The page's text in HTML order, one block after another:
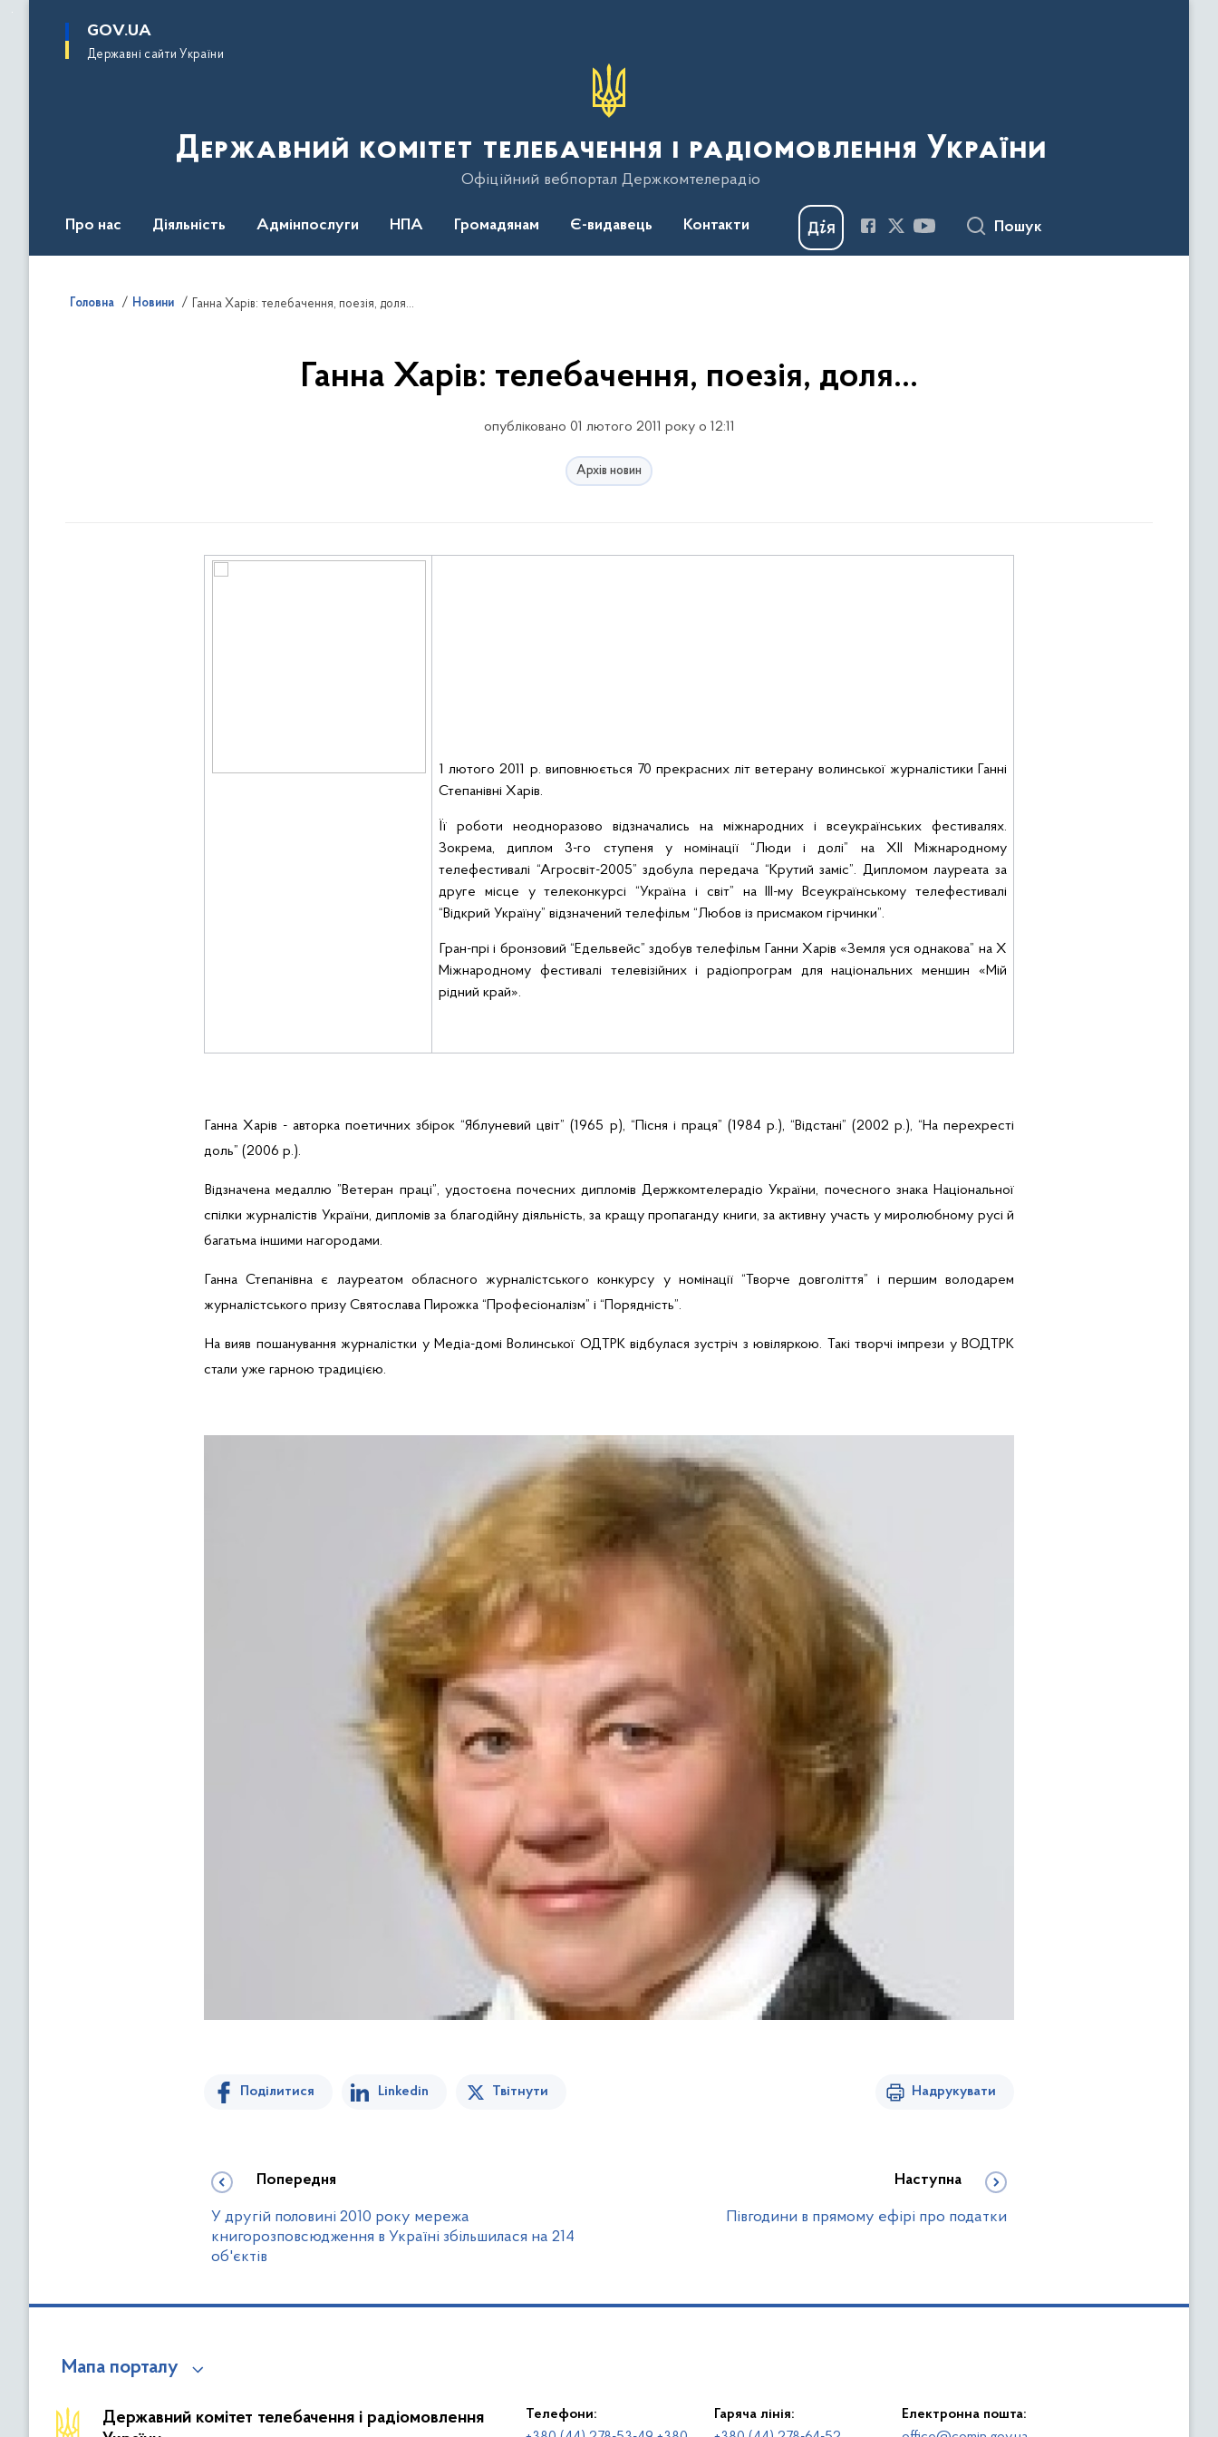
основного
GOV.UA
Державні сайти України
Державний комітет телебачення і радіомовлення України
Офіційний вебпортал Держкомтелерадіо
Про нас Діяльність Адмінпослуги НПА Громадянам Є-видавець Контакти Пошук
Головна Новини Ганна Харів: телебачення, поезія, доля…
Ганна Харів: телебачення, поезія, доля…
опубліковано 01 лютого 2011 року о 12:11
Архів новин
1 лютого 2011 р. виповнюється 70 прекрасних літ ветерану волинської журналістики
Ганні
Степанівні Харів.
Її роботи неодноразово відзначались на міжнародних і всеукраїнських
фестивалях.
Зокрема,
диплом 3-го ступеня у номінації “Люди і долі” на ХІІ Міжнародному
телефестивалі “Агросвіт-2005” здобула передача “Крутий заміс”. Дипломом лауреата за
друге місце
утелеконкурсі “Україна і світ” на ІІІ-му Всеукраїнському
телефестивалі
“Відкрий Україну” відзначений телефільм “Любов із присмакомгірчинки”.
Гран-прі і бронзовий “Едельвейс” здобувтелефільм Ганни Харів «Земля уся однакова” на Х
Міжнародному
фестивалі телевізійних і радіопрограм длянаціональних меншин «Мій
рідний край».
ГаннаХарів - авторка поетичних збірок “Яблуневий цвіт” (1965 р), “Пісня і праця” (1984 р.), “Відстані” (2002 р.), “На перехресті
доль” (2006 р.).
Відзначена медаллю ”Ветеран праці”, удостоєна почесних дипломівДержкомтелерадіо України, почесного знака Національної
спілки журналістів України, дипломів за благодійну діяльність, за кращу пропаганду книги, за активну участь у миролюбному русі й
багатьма іншими нагородами.
Ганна Степанівна є лауреатом обласного журналістського конкурсу у номінації “Творче довголіття” і першим
володарем
журналістського призу Святослава
Пирожка “Професіоналізм” і “Порядність”.
На вияв пошанування журналістки у Медіа-домі Волинської ОДТРК відбулася зустріч з ювіляркою. Такі творчі імпрези у ВОДТРК
стали уже гарною традицією.
Поділитися Linkedin Твітнути Надрукувати
Попередня
У другій половині 2010 року мережа
книгорозповсюдження в Україні збільшилася на 214
об'єктів
Наступна
Півгодини в прямому ефірі про податки
Мапа порталу
Державний комітет телебачення і радіомовлення
Телефони:
Гаряча лінія:
Електронна пошта: